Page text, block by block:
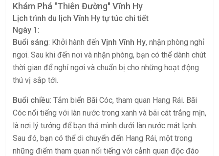
Khám Phá "Thiên Đường" Vĩnh Hy
Lịch trình du lịch Vĩnh Hy tự túc chi tiết
Ngày 1:
Buổi sáng: Khởi hành đến Vịnh Vĩnh Hy, nhận phòng nghỉ
ngơi. Sau khi đến nơi và nhận phòng, bạn có thể dành chút
thời gian để nghỉ ngơi và chuẩn bị cho những hoạt động
thú vị sắp tới.
Buổi chiều: Tắm biển Bãi Cóc, tham quan Hang Rái. Bãi
Cóc nổi tiếng với làn nước trong xanh và bãi cát trắng mịn,
là nơi lý tưởng để bạn thả mình dưới làn nước mát lạnh.
Sau đó, bạn có thể di chuyển đến Hang Rái, một trong
những điểm tham quan nổi tiếng với cảnh quan độc đáo